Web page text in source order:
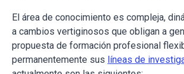
El área de conocimiento es compleja,
a cambios vertiginosos que obligan a
propuesta de formación profesional
permanentemente sus líneas de